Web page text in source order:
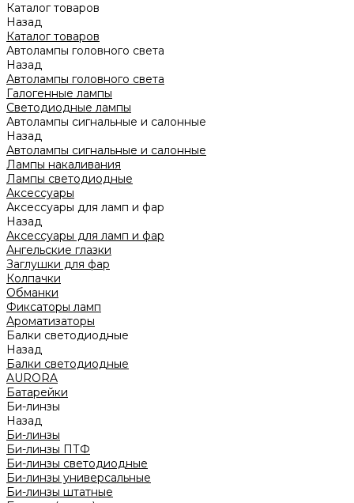
Каталог товаров
Назад
Каталог товаров
Автолампы головного света
Назад
Автолампы головного света
Галогенные лампы
Светодиодные лампы
Автолампы сигнальные и салонные
Назад
Автолампы сигнальные и салонные
Лампы накаливания
Лампы светодиодные
Аксессуары
Аксессуары для ламп и фар
Назад
Аксессуары для ламп и фар
Ангельские глазки
Заглушки для фар
Колпачки
Обманки
Фиксаторы ламп
Ароматизаторы
Балки светодиодные
Назад
Балки светодиодные
AURORA
Батарейки
Би-линзы
Назад
Би-линзы
Би-линзы ПТФ
Би-линзы светодиодные
Би-линзы универсальные
Би-линзы штатные